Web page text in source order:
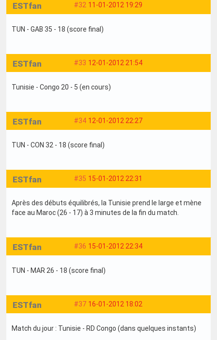
#32 11-01-2012 19:29
ESTfan
TUN - GAB 35 - 18 (score final)
#33 12-01-2012 21:54
ESTfan
Tunisie - Congo 20 - 5 (en cours)
#34 12-01-2012 22:27
ESTfan
TUN - CON 32 - 18 (score final)
#35 15-01-2012 22:31
ESTfan
Après des débuts équilibrés, la Tunisie prend le large et mène
face au Maroc (26 - 17) à 3 minutes de la fin du match.
#36 15-01-2012 22:34
ESTfan
TUN - MAR 26 - 18 (score final)
#37 16-01-2012 18:02
ESTfan
Match du jour : Tunisie - RD Congo (dans quelques instants)